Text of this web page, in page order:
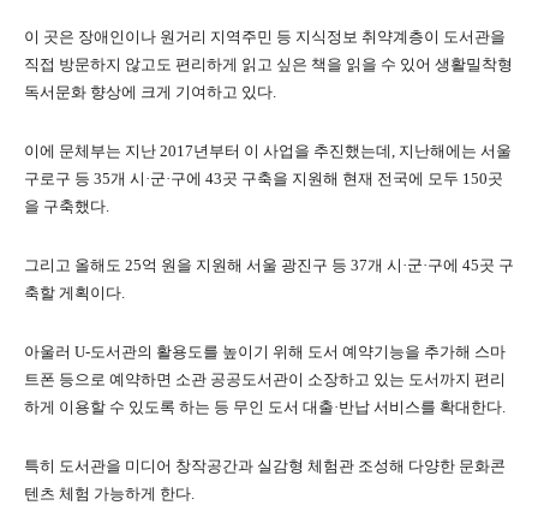
이 곳은 장애인이나 원거리 지역주민 등 지식정보 취약계층이 도서관을
직접 방문하지 않고도 편리하게 읽고 싶은 책을 읽을 수 있어 생활밀착형
독서문화 향상에 크게 기여하고 있다.
이에 문체부는 지난 2017년부터 이 사업을 추진했는데, 지난해에는 서울
구로구 등 35개 시·군·구에 43곳 구축을 지원해 현재 전국에 모두 150곳
을 구축했다.
그리고 올해도 25억 원을 지원해 서울 광진구 등 37개 시·군·구에 45곳 구
축할 게획이다.
아울러 U-도서관의 활용도를 높이기 위해 도서 예약기능을 추가해 스마
트폰 등으로 예약하면 소관 공공도서관이 소장하고 있는 도서까지 편리
하게 이용할 수 있도록 하는 등 무인 도서 대출·반납 서비스를 확대한다.
특히 도서관을 미디어 창작공간과 실감형 체험관 조성해 다양한 문화콘
텐츠 체험 가능하게 한다.